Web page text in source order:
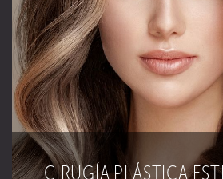
CIRUGÍA PLÁSTICA